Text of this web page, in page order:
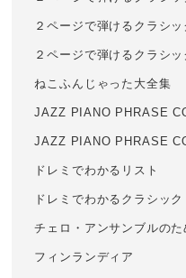
２ページで弾けるクラシ
２ページで弾けるクラシ
ねこふんじゃった大全集
JAZZ PIANO PHRASE
JAZZ PIANO PHRASE
ドレミでわかるリスト
ドレミでわかるクラシッ
チェロ・アンサンブルのた
フィンランディア